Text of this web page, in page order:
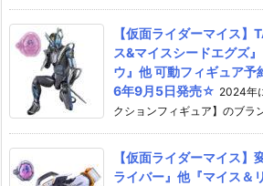
【仮面ライダーマイス】
ス&マイスシードエグズ
ウ』他 可動フィギュア
6年9月5日発売☆ 2024年
クションフィギュア】のブラ
【仮面ライダーマイス
ライバー』他『マイス＆